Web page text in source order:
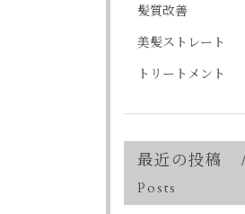
髪質改善
美髪ストレート
トリートメント
最近の投稿
Posts